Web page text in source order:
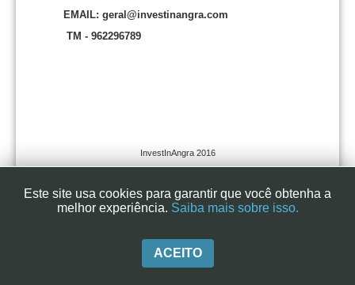
EMAIL: geral@investinangra.com
TM - 962296789
InvestInAngra 2016
Este site usa cookies para garantir que você obtenha a
melhor experiência. Saiba mais sobre isso.
ACEITO